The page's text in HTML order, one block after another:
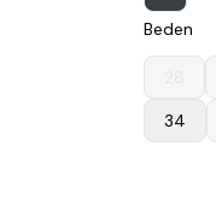
Beden
34